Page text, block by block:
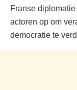
Franse
actoren op om
democratie te